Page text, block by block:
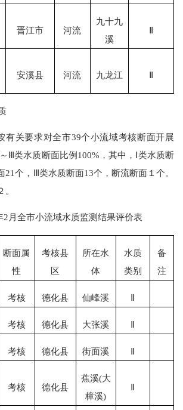
晋江市 河流
九十九
溪
Ⅱ
安溪县 河流 九龙江 Ⅱ
有关要求对全市39个小流域考核断面开展
～Ⅲ类水质断面比例100% ，其中， Ⅰ类水质断
21个， Ⅲ类水质断面13个 ，断流断面１个。
。
2月 全市小流域水质监测结果评价表
断面属
性
考核县
区
所在水
体
水质
类别
备
注
考核 德化县 仙峰溪 Ⅱ
考核 德化县 大张溪 Ⅱ
考核 德化县 街面溪 Ⅱ
考核 德化县
蕉溪(大
樟溪)
Ⅱ